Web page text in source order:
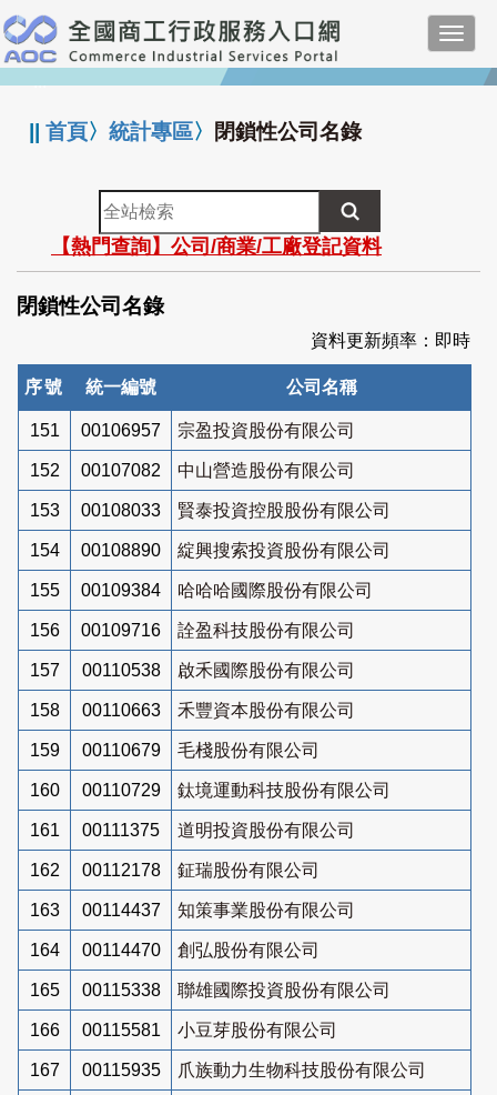
跳
到
主
要
:::
||首頁〉統計專區〉 閉鎖性公司名錄
全
站
檢
索
【熱門查詢】公司/商業/工廠登記資料
閉鎖性公司名錄
資料更新頻率：即時
序號 統一編號 公司名稱
151 00106957 宗盈投資股份有限公司
152 00107082 中山營造股份有限公司
153 00108033 賢泰投資控股股份有限公司
154 00108890 綻興搜索投資股份有限公司
155 00109384 哈哈哈國際股份有限公司
156 00109716 詮盈科技股份有限公司
157 00110538 啟禾國際股份有限公司
158 00110663 禾豐資本股份有限公司
159 00110679 毛棧股份有限公司
160 00110729 鈦境運動科技股份有限公司
161 00111375 道明投資股份有限公司
162 00112178 鉦瑞股份有限公司
163 00114437 知策事業股份有限公司
164 00114470 創弘股份有限公司
165 00115338 聯雄國際投資股份有限公司
166 00115581 小豆芽股份有限公司
167 00115935 爪族動力生物科技股份有限公司